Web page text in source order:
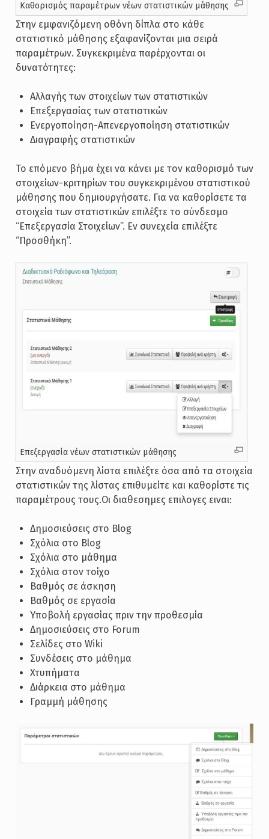
Καθορισμός παραμέτρων νέων στατιστικών μάθησης
Στην εμφανιζόμενη οθόνη δίπλα στο κάθε
στατιστικό μάθησης εξαφανίζονται μια σειρά
παραμέτρων. Συγκεκριμένα παρέρχονται οι
δυνατότητες:
Αλλαγής των στοιχείων των στατιστικών
Επεξεργασίας των στατιστικών
Ενεργοποίηση-Απενεργοποίηση στατιστικών
Διαγραφής στατιστικών
Το επόμενο βήμα έχει να κάνει με τον καθορισμό των
στοιχείων-κριτηρίων του συγκεκριμένου στατιστικού
μάθησης που δημιουργήσατε. Για να καθορίσετε τα
στοιχεία των στατιστικών επιλέξτε το σύνδεσμο
“Επεξεργασία Στοιχείων”. Εν συνεχεία επιλέξτε
“Προσθήκη”.
Επεξεργασία νέων στατιστικών μάθησης
Στην αναδυόμενη λίστα επιλέξτε όσα από τα στοιχεία
στατιστικών της λίστας επιθυμείτε και καθορίστε τις
παραμέτρους τους.Οι διαθεσημες επιλογες ειναι:
Δημοσιεύσεις στο Blog
Σχόλια στο Blog
Σχόλια στο μάθημα
Σχόλια στον τοίχο
Βαθμός σε άσκηση
Βαθμός σε εργασία
Υποβολή εργασίας πριν την προθεσμία
Δημοσιεύσεις στο Forum
Σελίδες στο Wiki
Συνδέσεις στο μάθημα
Χτυπήματα
Διάρκεια στο μάθημα
Γραμμή μάθησης